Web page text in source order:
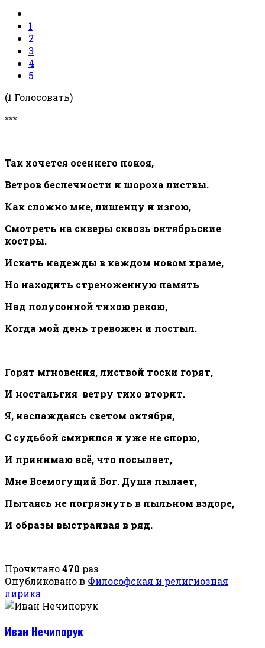
1
2
3
4
5
(1 Голосовать)
***
Так хочется осеннего покоя,
Ветров беспечности и шороха листвы.
Как сложно мне, лишенцу и изгою,
Смотреть на скверы сквозь октябрьские
костры.
Искать надежды в каждом новом храме,
Но находить стреноженную память
Над полусонной тихою рекою,
Когда мой день тревожен и постыл.
Горят мгновения, листвой тоски горят,
И ностальгия ветру тихо вторит.
Я, наслаждаясь светом октября,
С судьбой смирился и уже не спорю,
И принимаю всё, что посылает,
Мне Всемогущий Бог. Душа пылает,
Пытаясь не погрязнуть в пыльном вздоре,
И образы выстраивая в ряд.
Прочитано470 раз
Опубликовано в Философская и религиозная
лирика
Иван Нечипорук